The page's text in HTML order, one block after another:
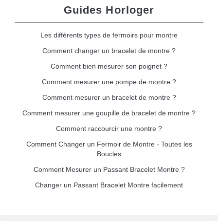
Guides Horloger
Les différents types de fermoirs pour montre
Comment changer un bracelet de montre ?
Comment bien mesurer son poignet ?
Comment mesurer une pompe de montre ?
Comment mesurer un bracelet de montre ?
Comment mesurer une goupille de bracelet de montre ?
Comment raccourcir une montre ?
Comment Changer un Fermoir de Montre - Toutes les
Boucles
Comment Mesurer un Passant Bracelet Montre ?
Changer un Passant Bracelet Montre facilement